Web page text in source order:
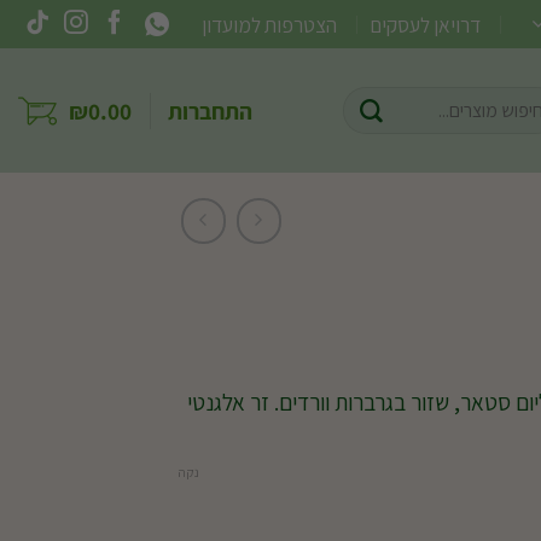
דרויאן לעסקים הצטרפות למועדון
התחברות ₪0.00
סטאר, שזור בגרברות וורדים. זר אלגנטי
נקה